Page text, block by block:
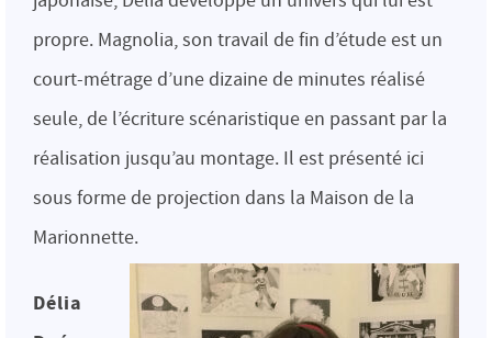
propre. Magnolia, son travail de fin d’étude est un
court-métrage d’une dizaine de minutes réalisé
seule, de l’écriture scénaristique en passant par la
réalisation jusqu’au montage. Il est présenté ici
sous forme de projection dans la Maison de la
Marionnette.
Délia